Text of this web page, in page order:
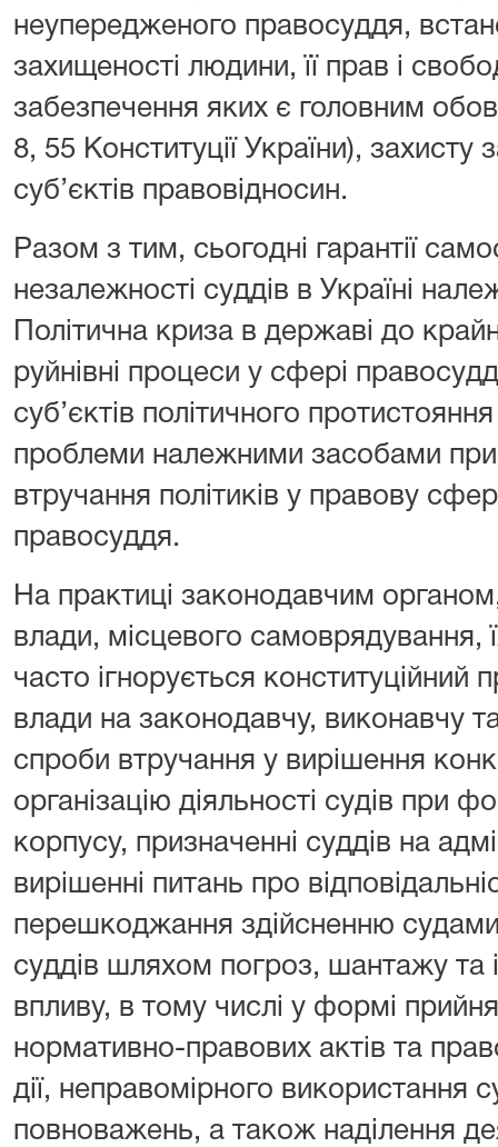
неупередженого правосуддя,
захищеності людини, її прав і
забезпечення яких є головним
8, 55 Конституції України), захисту
суб’єктів правовідносин.
Разом з тим, сьогодні гарантії
незалежності суддів в Україні
Політична криза в державі до
руйнівні процеси у сфері
суб’єктів політичного
проблеми належними засобами
втручання політиків у правову
правосуддя.
На практиці законодавчим
влади, місцевого самоврядування,
часто ігнорується конституційний
влади на законодавчу, виконавчу
спроби втручання у вирішення
організацію діяльності судів при
корпусу, призначенні суддів на
вирішенні питань про
перешкоджання здійсненню
суддів шляхом погроз, шантажу та
впливу, в тому числі у формі
нормативно-правових актів та
дії, неправомірного використання
повноважень, а також наділення